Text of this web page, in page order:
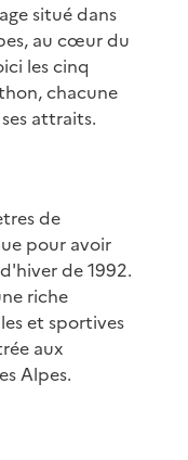
situé dans
au cœur du
les cinq
chacune
attraits.
de
pour avoir
de 1992.
riche
et sportives
aux
Alpes.